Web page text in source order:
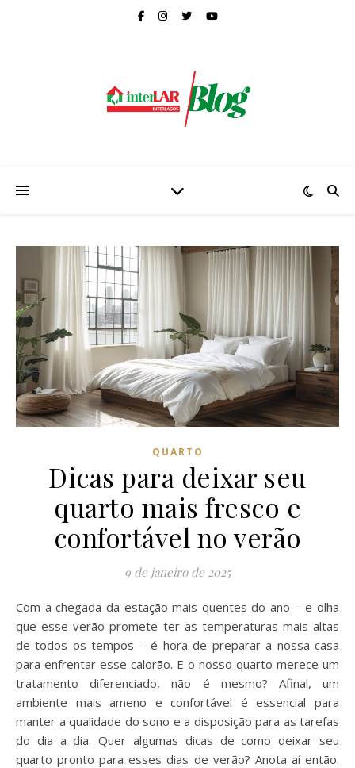
QUARTO
Dicas para deixar seu
quarto mais fresco e
confortável no verão
9 de janeiro de 2025
Com a chegada da estação mais quentes do ano – e olha
que esse verão promete ter as temperaturas mais altas
de todos os tempos – é hora de preparar a nossa casa
para enfrentar esse calorão. E o nosso quarto merece um
tratamento diferenciado, não é mesmo? Afinal, um
ambiente mais ameno e confortável é essencial para
manter a qualidade do sono e a disposição para as tarefas
do dia a dia. Quer algumas dicas de como deixar seu
quarto pronto para esses dias de verão? Anota aí então.